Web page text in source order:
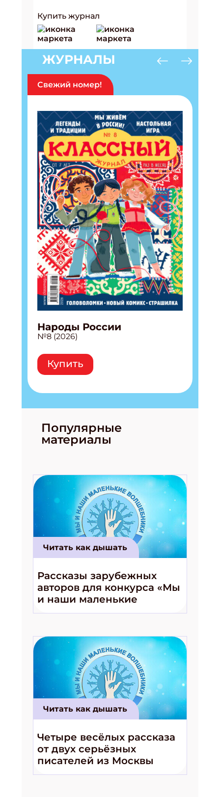
Купить журнал
ЖУРНАЛЫ
Свежий номер!
Народы России
№8 (2026)
Купить
Популярные
материалы
Читать как дышать
Рассказы зарубежных
авторов для конкурса «Мы
и наши маленькие
волшебники!»
Читать как дышать
Четыре весёлых рассказа
от двух серьёзных
писателей из Москвы
Подпишись на рассылку
подарок!
Укажите имя
ПОДПИСАТЬСЯ